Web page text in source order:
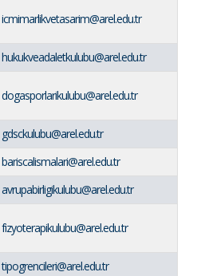
icmimarlikvetasarim@arel.edu.tr
hukukveadaletkulubu@arel.edu.tr
dogasporlarikulubu@arel.edu.tr
gdsckulubu@arel.edu.tr
bariscalismalari@arel.edu.tr
avrupabirligikulubu@arel.edu.tr
fizyoterapikulubu@arel.edu.tr
tipogrencileri@arel.edu.tr